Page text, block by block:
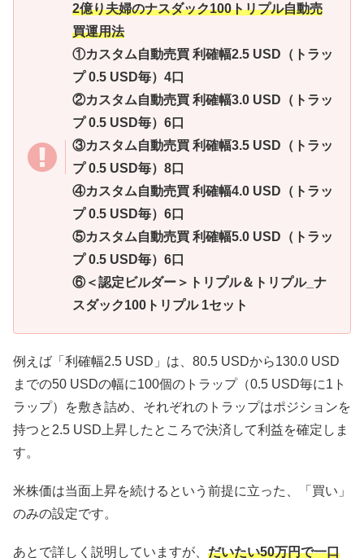
2億り夫婦のナスダック100トリプル自動売
買運用法
①カスタム自動売買 利確幅2.5 USD（トラッ
プ 0.5 USD毎）4口
②カスタム自動売買 利確幅3.0 USD（トラッ
プ 0.5 USD毎）6口
③カスタム自動売買 利確幅3.5 USD（トラッ
プ 0.5 USD毎）8口
④カスタム自動売買 利確幅4.0 USD（トラッ
プ 0.5 USD毎）6口
⑤カスタム自動売買 利確幅5.0 USD（トラッ
プ 0.5 USD毎）6口
⑥＜認定ビルダー＞トリプル＆トリプル_ナ
スダック100トリプル 1セット
例えば「利確幅2.5 USD」は、80.5 USDから130.0 USD
までの50 USDの幅に100個のトラップ（0.5 USD毎に1ト
ラップ）を敷き詰め、それぞれのトラップはポジションを
持つと2.5 USD上昇したところで決済して利益を確定しま
す。
米株価は当面上昇を続けるという前提に立った、「買い」
のみの設定です。
あとで詳しく説明していますが、 だいたい50万円で一口